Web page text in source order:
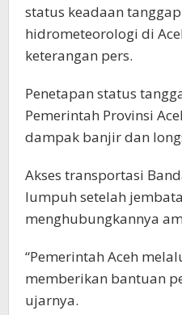
status keadaan
hidrometeorologi di
keterangan pers.
Penetapan status
Pemerintah Provinsi
dampak banjir dan
Akses transportasi
lumpuh setelah
menghubungkannya
“Pemerintah Aceh
memberikan bantuan
ujarnya.